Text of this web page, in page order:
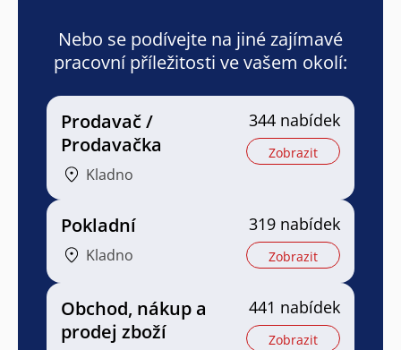
Nebo se podívejte na jiné zajímavé
pracovní příležitosti ve vašem okolí:
Prodavač /
Prodavačka
Kladno
344 nabídek
Zobrazit
Pokladní
Kladno
319 nabídek
Zobrazit
Obchod, nákup a
prodej zboží
441 nabídek
Zobrazit